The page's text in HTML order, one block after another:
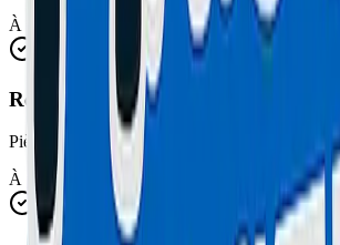
À partir de 39€
Réparation boutons / Audio
Pièces et main d'œuvre incluses
À partir de 30€